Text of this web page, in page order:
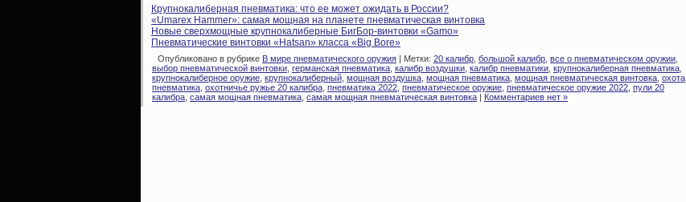
Крупнокалиберная пневматика: что ее может ожидать в России?
«Umarex Hammer»: самая мощная на планете пневматическая винтовка
Новые сверхмощные крупнокалиберные БигБор-винтовки «Gamo»
Пневматические винтовки «Hatsan» класса «Big Bore»
Опубликовано в рубрике В мире пневматического оружия | Метки: 20 калибр большой калибр все о пневматическом оружии
выбор пневматической винтовки германская пневматика калибр воздушки калибр пневматики крупнокалиберная пневматика
крупнокалиберное оружие крупнокалиберный мощная воздушка мощная пневматика мощная пневматическая винтовка охота
пневматика охотничье ружье 20 калибра пневматика 2022 пневматическое оружие пневматическое оружие 2022 пули 20
калибра самая мощная пневматика самая мощная пневматическая винтовка Комментариев нет »